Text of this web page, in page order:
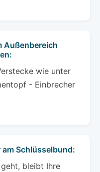
Außenbereich
wie unter
- Einbrecher
Schlüsselbund:
bleibt Ihre